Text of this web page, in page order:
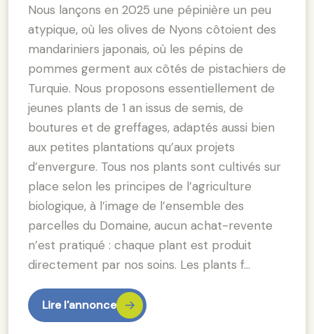
Nous lançons en 2025 une pépinière un peu
atypique, où les olives de Nyons côtoient des
mandariniers japonais, où les pépins de
pommes germent aux côtés de pistachiers de
Turquie. Nous proposons essentiellement de
jeunes plants de 1 an issus de semis, de
boutures et de greffages, adaptés aussi bien
aux petites plantations qu’aux projets
d’envergure. Tous nos plants sont cultivés sur
place selon les principes de l’agriculture
biologique, à l’image de l’ensemble des
parcelles du Domaine, aucun achat-revente
n’est pratiqué : chaque plant est produit
directement par nos soins. Les plants f…
Lire l'annonce